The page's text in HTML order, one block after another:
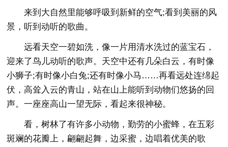
来到大自然里能够呼吸到新鲜的空气;看到美丽的风
景，听到动听的歌曲。
远看天空一碧如洗，像一片用清水洗过的蓝宝石，
迎来了鸟儿动听的歌声。天空中还有几朵白云，有时像
小狮子;有时像小白兔;还有时像小马……再看远处连绵起
伏，高耸入云的青山，站在山上能听到动物们悠扬的回
声。一座座高山一望无际，看起来很神秘。
看，树林了有许多小动物，勤劳的小蜜蜂，在五彩
斑斓的花瓣上，翩翩起舞，边采蜜，边唱着优美的歌